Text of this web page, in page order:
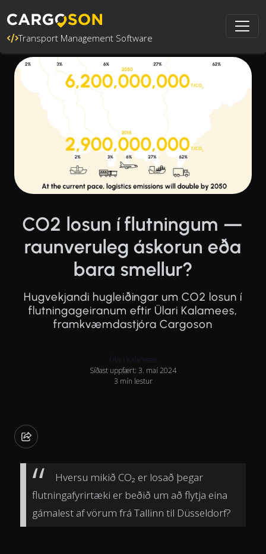
Transport Management Software
CO2 losun í flutningum —
raunveruleg áskorun eða
bara smellur?
Hugvekjandi hugleiðingar um CO2 losun í
flutningageiranum eftir Ülari Kalamees,
framkvæmdastjóra Cargoson
Ülari Kalamees
Síðast uppfært: 3. maí 2024
3 mín lestur
Hversu mikið CO₂ er losað þegar
flutningafyrirtæki er beðið um að flytja eina
gámalest af vörum frá Tallinn til Düsseldorf?